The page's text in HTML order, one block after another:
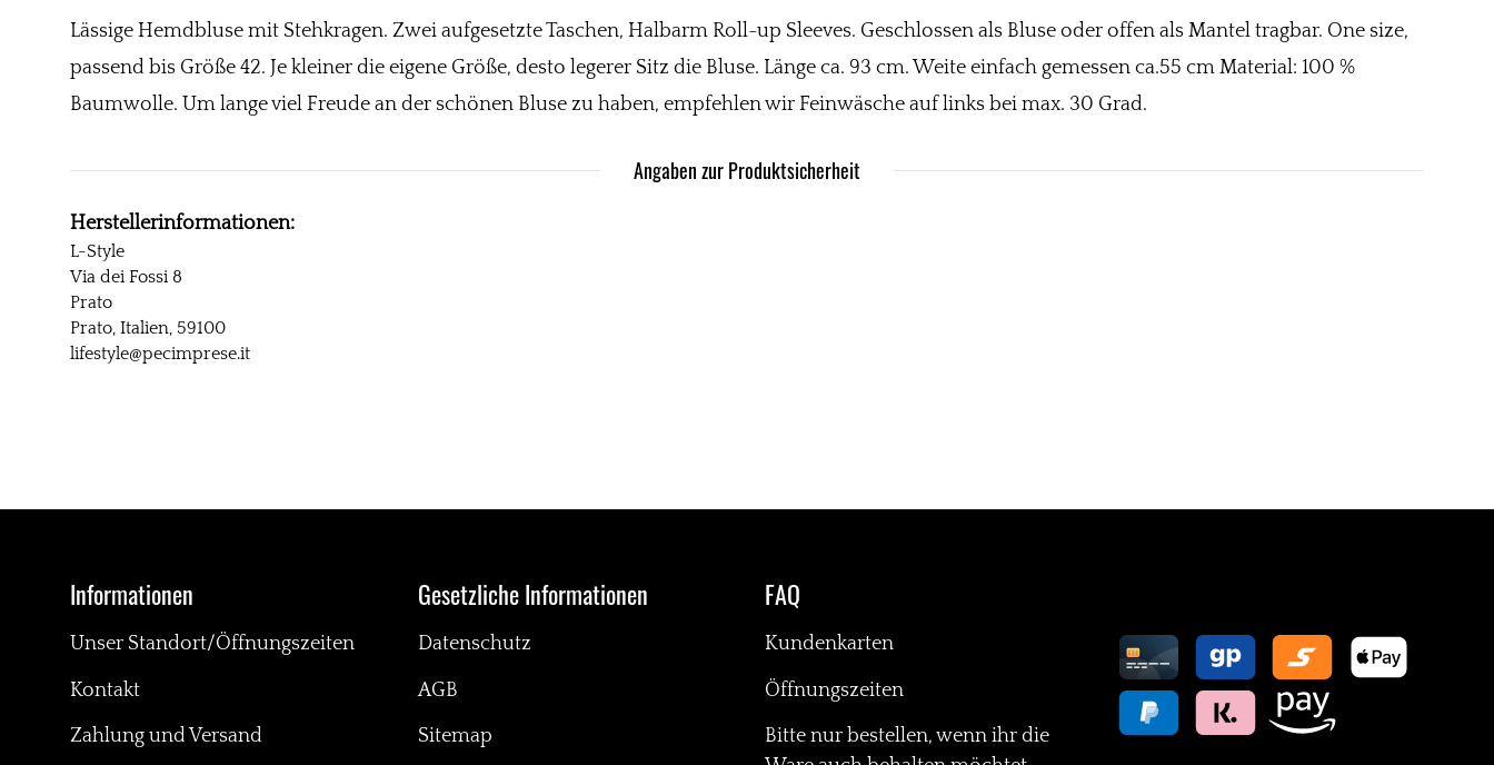
Lässige Hemdbluse mit Stehkragen. Zwei aufgesetzte Taschen, Halbarm Roll-up Sleeves. Geschlossen als Bluse oder offen als Mantel tragbar. One size,
passend bis Größe 42. Je kleiner die eigene Größe, desto legerer Sitz die Bluse. Länge ca. 93 cm. Weite einfach gemessen ca.55 cm Material: 100 %
Baumwolle. Um lange viel Freude an der schönen Bluse zu haben, empfehlen wir Feinwäsche auf links bei max. 30 Grad.
Angaben zur Produktsicherheit
Herstellerinformationen:
L-Style
Via dei Fossi 8
Prato
Prato, Italien, 59100
lifestyle@pecimprese.it
Informationen
Unser Standort/Öffnungszeiten
Kontakt
Zahlung und Versand
Gesetzliche Informationen
Datenschutz
AGB
Sitemap
FAQ
Kundenkarten
Öffnungszeiten
Bitte nur bestellen, wenn ihr die